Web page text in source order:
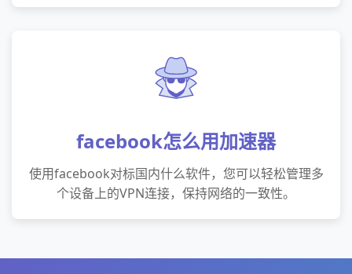
facebook怎么用加速器
使用facebook对标国内什么软件，您可以轻松管理多
个设备上的VPN连接，保持网络的一致性。